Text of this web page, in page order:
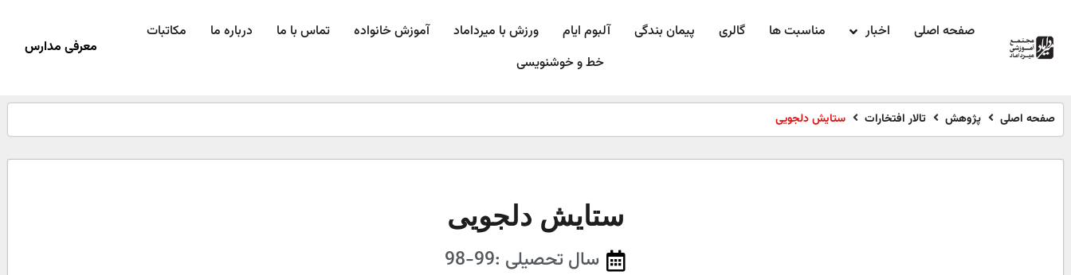
صفحه اصلی اخبار مناسبت ها گالری پیمان بندگی آلبوم ایام ورزش با میرداماد​ آموزش خانواده تماس با ما درباره ما
مکاتبات
خط و خوشنویسی
معرفی مدارس
صفحه اصلی پژوهش تالار افتخارات ستایش دلجویی
ستایش دلجویی
سال تحصیلی :99-98